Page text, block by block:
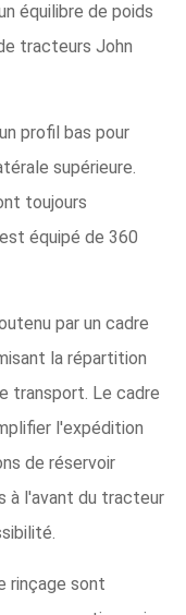
équilibre de poids
tracteurs John
profil bas pour
supérieure.
toujours
équipé de 360
par un cadre
la répartition
transport. Le cadre
l'expédition
de réservoir
à l'avant du tracteur
rinçage sont